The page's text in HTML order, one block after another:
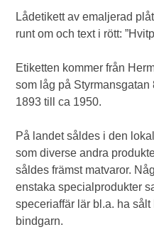
Lådetikett av emaljerad
runt om och text i rött:
Etiketten kommer från
som låg på Styrmansgatan
1893 till ca 1950.
På landet såldes i den
som diverse andra
såldes främst matvaror.
enstaka specialprodukter
speceriaffär lär bl.a. ha
bindgarn.